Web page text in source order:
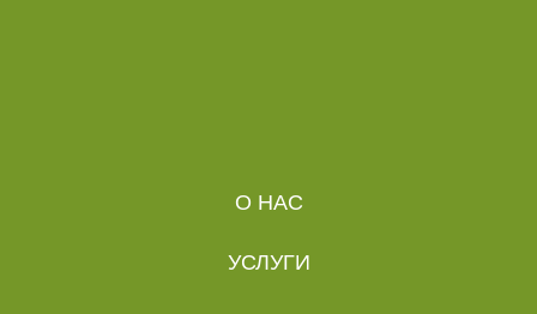
О НАС
УСЛУГИ